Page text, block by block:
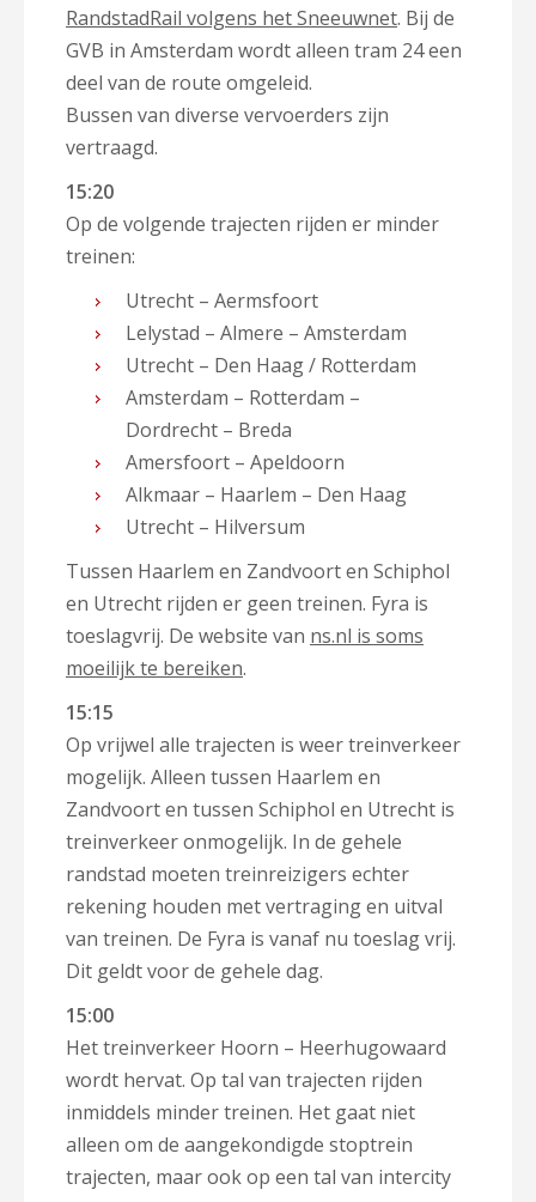
RandstadRail volgens het Sneeuwnet. Bij de
GVB in Amsterdam wordt alleen tram 24 een
deel van de route omgeleid.
Bussen van diverse vervoerders zijn
vertraagd.
15:20
Op de volgende trajecten rijden er minder
treinen:
Utrecht – Aermsfoort
Lelystad – Almere – Amsterdam
Utrecht – Den Haag / Rotterdam
Amsterdam – Rotterdam –
Dordrecht – Breda
Amersfoort – Apeldoorn
Alkmaar – Haarlem – Den Haag
Utrecht – Hilversum
Tussen Haarlem en Zandvoort en Schiphol
en Utrecht rijden er geen treinen. Fyra is
toeslagvrij. De website van ns.nl is soms
moeilijk te bereiken.
15:15
Op vrijwel alle trajecten is weer treinverkeer
mogelijk. Alleen tussen Haarlem en
Zandvoort en tussen Schiphol en Utrecht is
treinverkeer onmogelijk. In de gehele
randstad moeten treinreizigers echter
rekening houden met vertraging en uitval
van treinen. De Fyra is vanaf nu toeslag vrij.
Dit geldt voor de gehele dag.
15:00
Het treinverkeer Hoorn – Heerhugowaard
wordt hervat. Op tal van trajecten rijden
inmiddels minder treinen. Het gaat niet
alleen om de aangekondigde stoptrein
trajecten, maar ook op een tal van intercity